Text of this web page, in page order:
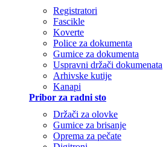
Registratori
Fascikle
Koverte
Police za dokumenta
Gumice za dokumenta
Uspravni držači dokumenata
Arhivske kutije
Kanapi
Pribor za radni sto
Držači za olovke
Gumice za brisanje
Oprema za pečate